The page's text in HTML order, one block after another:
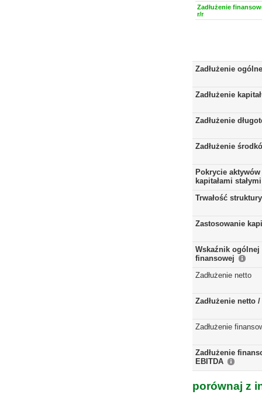
Zadłużenie
r/r
Zadłużenie ogólne
Zadłużenie
Zadłużenie
Zadłużenie
Pokrycie aktywów
kapitałami stałymi
Trwałość
Zastosowanie
Wskaźnik ogólnej
finansowej
Zadłużenie netto
Zadłużenie netto
Zadłużenie
Zadłużenie
EBITDA
porównaj z